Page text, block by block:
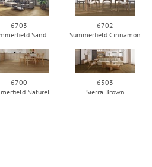
6703
Sand
6702
Summerfield Cinnamon
6700
Naturel
6503
Sierra Brown